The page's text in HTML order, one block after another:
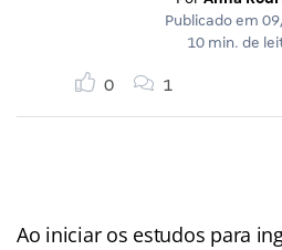
Publicado em
10 min. de
0 1
Ao iniciar os estudos para